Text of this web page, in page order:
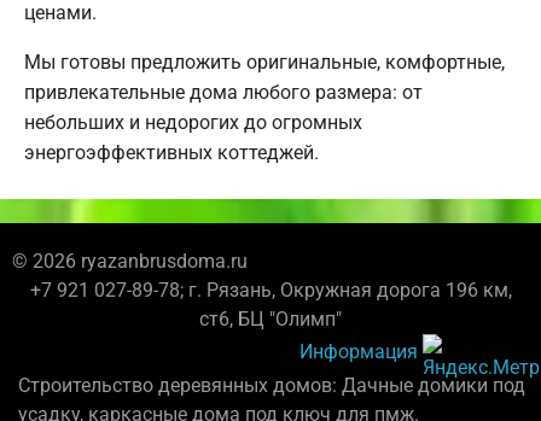
ценами.
Мы готовы предложить оригинальные, комфортные,
привлекательные дома любого размера: от
небольших и недорогих до огромных
энергоэффективных коттеджей.
© 2026 ryazanbrusdoma.ru
+7 921 027-89-78; г. Рязань, Окружная дорога 196 км,
ст6, БЦ "Олимп"
Информация
Строительство деревянных домов: Дачные домики под
усадку, каркасные дома под ключ для пмж.